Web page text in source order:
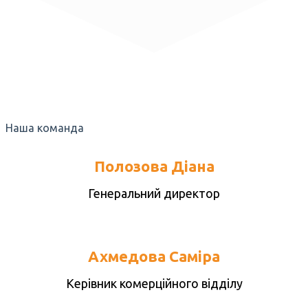
Наша команда
Полозова Діана
Генеральний директор
Ахмедова Саміра
Керівник комерційного відділу